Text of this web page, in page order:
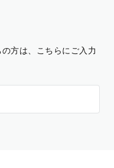
方は、こちらにご入力